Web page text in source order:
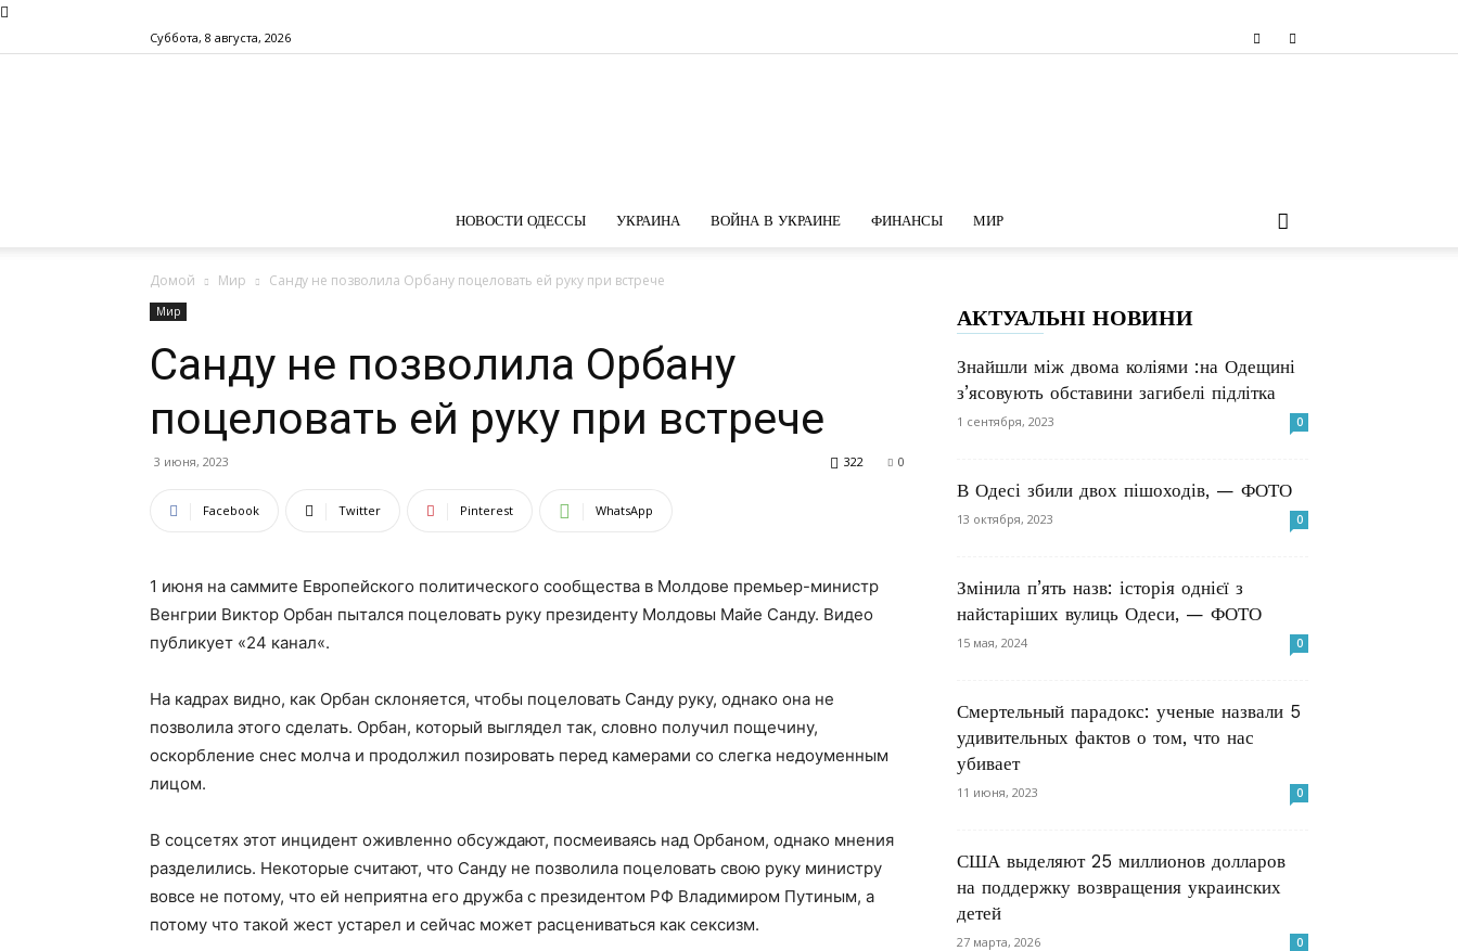
Суббота, 8 августа, 2026
НОВОСТИ ОДЕССЫ УКРАИНА ВОЙНА В УКРАИНЕ ФИНАНСЫ МИР
Домой Мир Санду не позволила Орбану поцеловать ей руку при встрече
Мир
Санду не позволила Орбану
поцеловать ей руку при встрече
3 июня, 2023 0
322
Facebook Twitter Pinterest WhatsApp
1 июня на саммите Европейского политического сообщества в Молдове премьер-министр
Венгрии Виктор Орбан пытался поцеловать руку президенту Молдовы Майе Санду. Видео
публикует «24 канал«.
На кадрах видно, как Орбан склоняется, чтобы поцеловать Санду руку, однако она не
позволила этого сделать. Орбан, который выглядел так, словно получил пощечину,
оскорбление снес молча и продолжил позировать перед камерами со слегка недоуменным
лицом.
В соцсетях этот инцидент оживленно обсуждают, посмеиваясь над Орбаном, однако мнения
разделились. Некоторые считают, что Санду не позволила поцеловать свою руку министру
вовсе не потому, что ей неприятна его дружба с президентом РФ Владимиром Путиным, а
потому что такой жест устарел и сейчас может расцениваться как сексизм.
АКТУАЛЬНІ НОВИНИ
Знайшли між двома коліями :на Одещині
з’ясовують обставини загибелі підлітка
1 сентября, 2023 0
В Одесі збили двох пішоходів, — ФОТО
13 октября, 2023 0
Змінила п’ять назв: історія однієї з
найстаріших вулиць Одеси, — ФОТО
15 мая, 2024 0
Смертельный парадокс: ученые назвали 5
удивительных фактов о том, что нас
убивает
11 июня, 2023 0
США выделяют 25 миллионов долларов
на поддержку возвращения украинских
детей
27 марта, 2026 0